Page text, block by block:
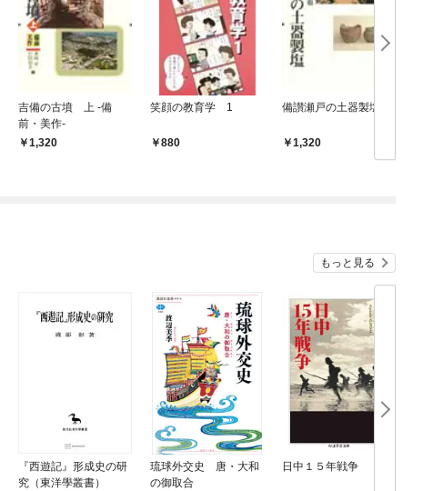
吉備の古墳 上 -備
前・美作-
1,320
笑顔の教育学 1
880
備讃瀬戸の土器製塩
1,320
もっと見る
『西遊記』形成史の研
究（東洋學叢書）
琉球外交史 唐・大和
の御取合
日中１５年戦争